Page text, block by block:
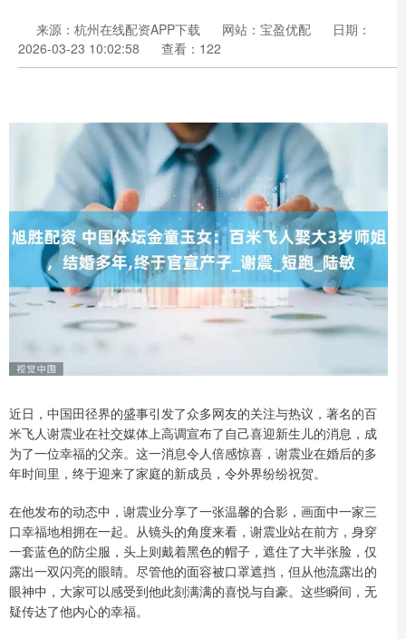
来源：杭州在线配资APP下载 网站：宝盈优配
日期：
2026-03-23 10:02:58
查看：122
近日，中国田径界的盛事引发了众多网友的关注与热议，著名的百
米飞人谢震业在社交媒体上高调宣布了自己喜迎新生儿的消息，成
为了一位幸福的父亲。这一消息令人倍感惊喜，谢震业在婚后的多
年时间里，终于迎来了家庭的新成员，令外界纷纷祝贺。
在他发布的动态中，谢震业分享了一张温馨的合影，画面中一家三
口幸福地相拥在一起。从镜头的角度来看，谢震业站在前方，身穿
一套蓝色的防尘服，头上则戴着黑色的帽子，遮住了大半张脸，仅
露出一双闪亮的眼睛。尽管他的面容被口罩遮挡，但从他流露出的
眼神中，大家可以感受到他此刻满满的喜悦与自豪。这些瞬间，无
疑传达了他内心的幸福。